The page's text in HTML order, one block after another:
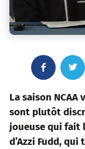
a
c
e
i
t
La saison
sont plutôt
joueuse qui fait
d’Azzi Fudd,